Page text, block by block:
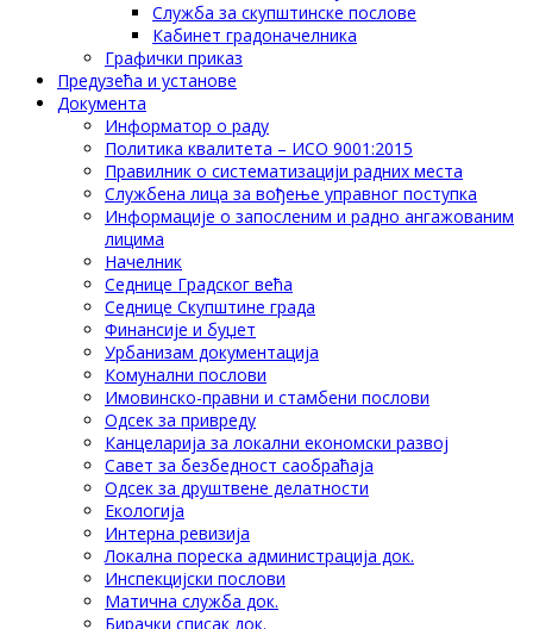
Служба за скупштинске послове
Кабинет градоначелника
Графички приказ
Предузећа и установе
Документа
Информатор о раду
Политика квалитета – ИСО 9001:2015
Правилник о систематизацији радних места
Службена лица за вођење управног поступка
Информације о запосленим и радно ангажованим
лицима
Начелник
Седнице Градског већа
Седнице Скупштине града
Финансије и буџет
Урбанизам документација
Комунални послови
Имовинско-правни и стамбени послови
Одсек за привреду
Канцеларија за локални економски развој
Савет за безбедност саобраћаја
Одсек за друштвене делатности
Eкологија
Интерна ревизија
Локална пореска администрација док.
Инспекцијски послови
Матична служба док.
Бирачки списак док.